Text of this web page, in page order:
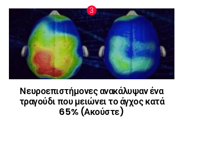
Νευροεπιστήμονες ανακάλυψαν ένα
τραγούδι που μειώνει το άγχος κατά
65% (Ακούστε)